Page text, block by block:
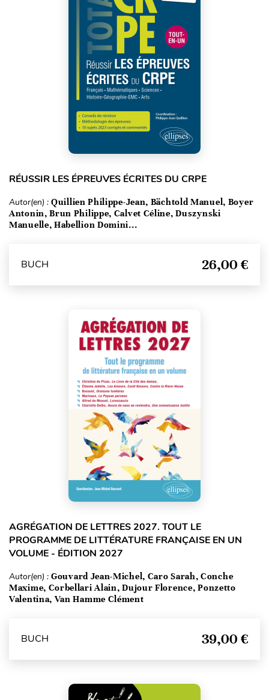
RÉUSSIR LES ÉPREUVES ÉCRITES DU CRPE
Autor(en) : Quillien Philippe-Jean, Bächtold Manuel, Boyer
Antonin, Brun Philippe, Calvet Céline, Duszynski
Manuelle, Habellion Domini...
BUCH 26,00 €
AGRÉGATION DE LETTRES 2027. TOUT LE
PROGRAMME DE LITTÉRATURE FRANÇAISE EN UN
VOLUME - ÉDITION 2027
Autor(en) : Gouvard Jean-Michel, Caro Sarah, Conche
Maxime, Corbellari Alain, Dujour Florence, Ponzetto
Valentina, Van Hamme Clément
BUCH 39,00 €